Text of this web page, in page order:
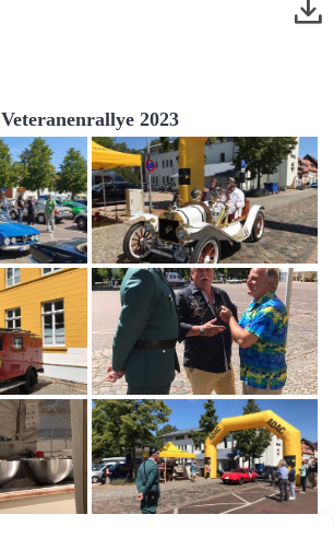
Veteranenrallye 2023